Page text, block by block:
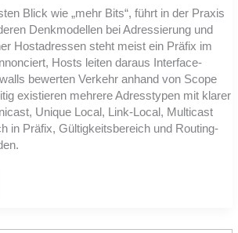
Blick wie „mehr Bits“, führt in der Praxis
Denkmodellen bei Adressierung und
Hostadressen steht meist ein Präfix im
Hosts leiten daraus Interface-
bewerten Verkehr anhand von Scope
existieren mehrere Adresstypen mit klarer
Unique Local, Link-Local, Multicast
in Präfix, Gültigkeitsbereich und Routing-